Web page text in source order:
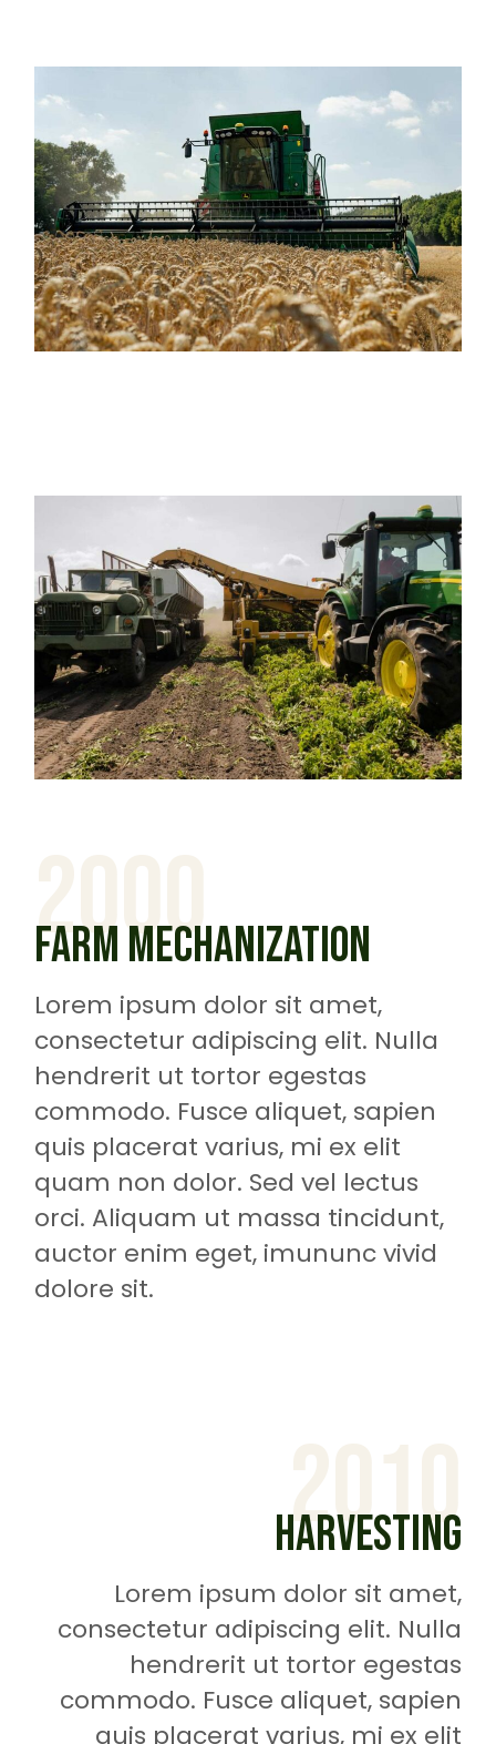
2000
FARM MECHANIZATION
Lorem ipsum dolor sit amet,
consectetur adipiscing elit. Nulla
hendrerit ut tortor egestas
commodo. Fusce aliquet, sapien
quis placerat varius, mi ex elit
quam non dolor. Sed vel lectus
orci. Aliquam ut massa tincidunt,
auctor enim eget, imununc vivid
dolore sit.
2010
HARVESTING
Lorem ipsum dolor sit amet,
consectetur adipiscing elit. Nulla
hendrerit ut tortor egestas
commodo. Fusce aliquet, sapien
quis placerat varius, mi ex elit